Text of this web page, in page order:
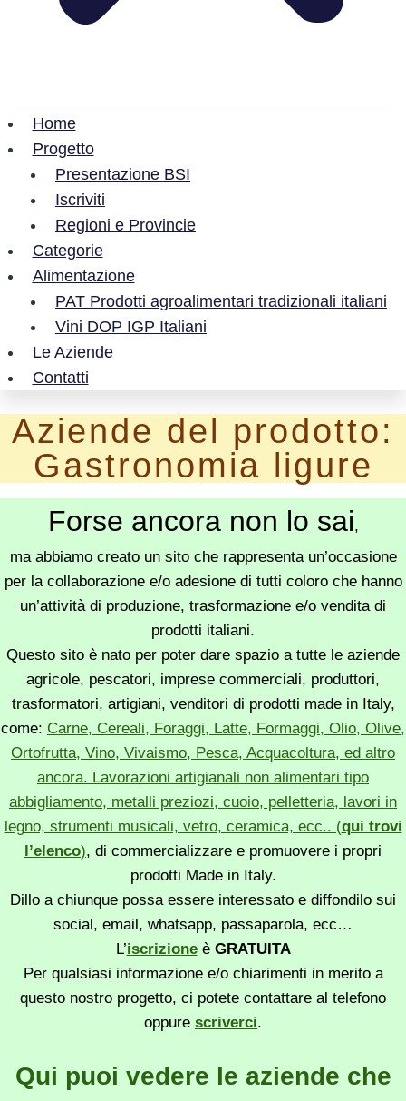
Home
Progetto
Presentazione BSI
Iscriviti
Regioni e Provincie
Categorie
Alimentazione
PAT Prodotti agroalimentari tradizionali italiani
Vini DOP IGP Italiani
Le Aziende
Contatti
Aziende del prodotto:
Gastronomia ligure
Forse ancora non lo sai,
ma abbiamo creato un sito che rappresenta un’occasione
per la collaborazione e/o adesione di tutti coloro che hanno
un’attività di produzione, trasformazione e/o vendita di
prodotti italiani.
Questo sito è nato per poter dare spazio a tutte le aziende
agricole, pescatori, imprese commerciali, produttori,
trasformatori, artigiani, venditori di prodotti made in Italy,
come: Carne, Cereali, Foraggi, Latte, Formaggi, Olio, Olive,
Ortofrutta, Vino, Vivaismo, Pesca, Acquacoltura, ed altro
ancora. Lavorazioni artigianali non alimentari tipo
abbigliamento, metalli preziozi, cuoio, pelletteria, lavori in
legno, strumenti musicali, vetro, ceramica, ecc.. (qui trovi
l’elenco), di commercializzare e promuovere i propri
prodotti Made in Italy.
Dillo a chiunque possa essere interessato e diffondilo sui
social, email, whatsapp, passaparola, ecc…
L’iscrizioneè GRATUITA
Per qualsiasi informazione e/o chiarimenti in merito a
questo nostro progetto, ci potete contattare al telefono
oppure scriverci.
Qui puoi vedere le aziende che